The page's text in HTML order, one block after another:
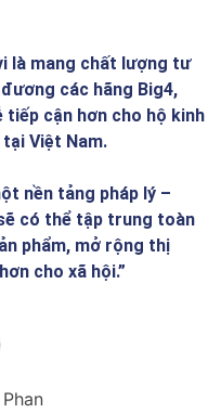
là mang chất lượng tư
các hãng Big4,
cận hơn cho hộ kinh
tại Việt Nam.
nền tảng pháp lý –
có thể tập trung toàn
phẩm, mở rộng thị
cho xã hội.”